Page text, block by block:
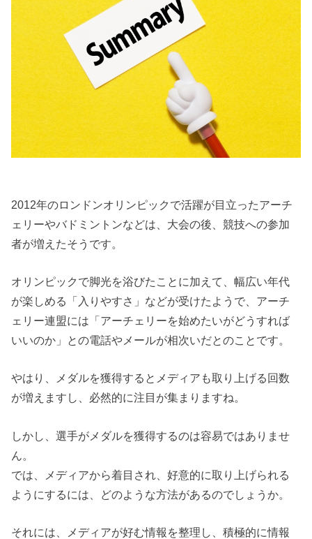
2012年のロンドンオリンピックで活躍が目立ったアーチ
ェリーやバドミントンなどは、大会の後、競技への参加
者が増えたそうです。
オリンピックで脚光を浴びたことに加えて、幅広い年代
が楽しめる「入りやすさ」などが受けたようで、アーチ
ェリー連盟には「アーチェリーを始めたいがどうすれば
いいのか」との電話やメールが相次いだとのことです。
やはり、メダルを獲得するとメディアも取り上げる回数
が増えますし、必然的に注目が集まりますね。
しかし、選手がメダルを獲得するのは容易ではありませ
ん。
では、メディアから着目され、好意的に取り上げられる
ようにするには、どのような方法があるのでしょうか。
それには、メディアが好む情報を整理し、積極的に情報